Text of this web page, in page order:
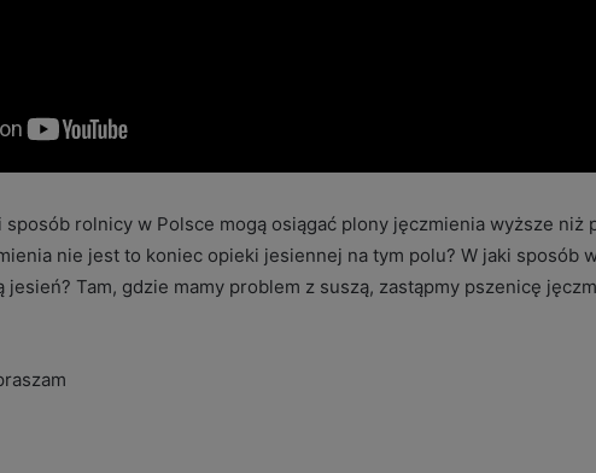
sposób rolnicy w Polsce mogą osiągać plony jęczmienia wyższe niż
nie jest to koniec opieki jesiennej na tym polu? W jaki sposób
jesień? Tam, gdzie mamy problem z suszą, zastąpmy pszenicę